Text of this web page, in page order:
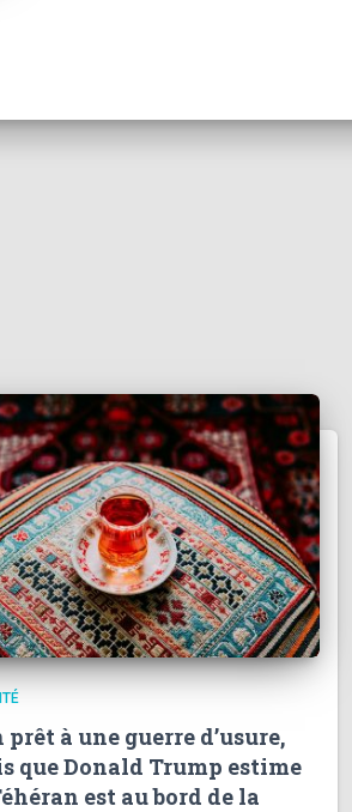
prêt à une guerre d’usure,
que Donald Trump estime
est au bord de la